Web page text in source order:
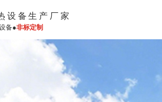
设备生产厂家
备●非标定制